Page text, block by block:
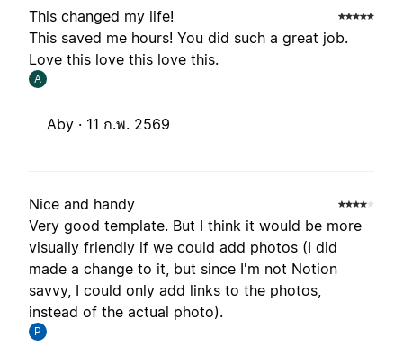
This changed my life!
This saved me hours! You did such a great job.
Love this love this love this.
A
Aby · 11 ก.พ. 2569
Nice and handy
Very good template. But I think it would be more
visually friendly if we could add photos (I did
made a change to it, but since I'm not Notion
savvy, I could only add links to the photos,
instead of the actual photo).
P